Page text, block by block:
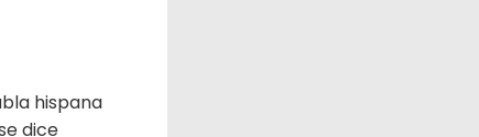
hispana
dice